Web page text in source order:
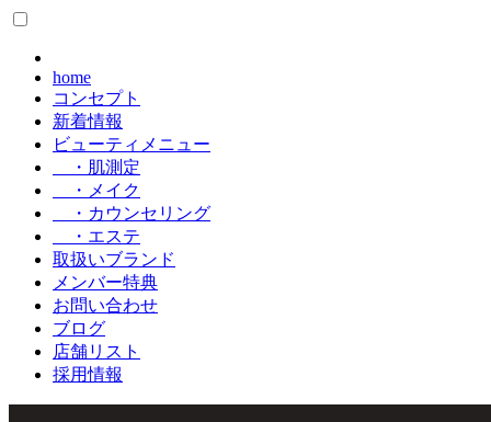
home
コンセプト
新着情報
ビューティメニュー
・肌測定
・メイク
・カウンセリング
・エステ
取扱いブランド
メンバー特典
お問い合わせ
ブログ
店舗リスト
採用情報